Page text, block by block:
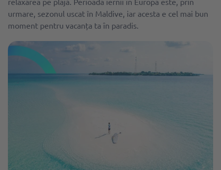
urmare, sezonul uscat în Maldive, iar acesta e cel mai bun
moment pentru vacanța ta ȋn paradis.